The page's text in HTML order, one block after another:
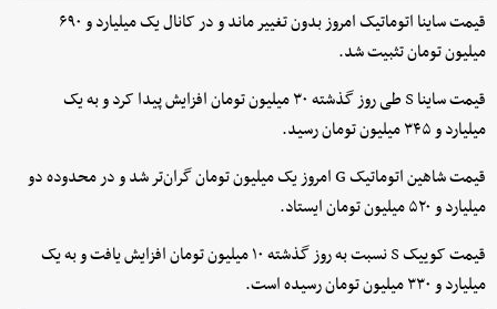
قیمت ساینا اتوماتیک امروز بدون تغییر ماند و در کانال یک میلیارد و ۶۹۰
میلیون تومان تثبیت شد.
قیمت ساینا S طی روز گذشته ۳۰ میلیون تومان افزایش پیدا کرد و به یک
میلیارد و ۳۴۵ میلیون تومان رسید.
قیمت شاهین اتوماتیک G امروز یک میلیون تومان گران‌تر شد و در محدوده دو
میلیارد و ۵۲۰ میلیون تومان ایستاد.
قیمت کوییک S نسبت به روز گذشته ۱۰ میلیون تومان افزایش یافت و به یک
میلیارد و ۳۳۰ میلیون تومان رسیده است.